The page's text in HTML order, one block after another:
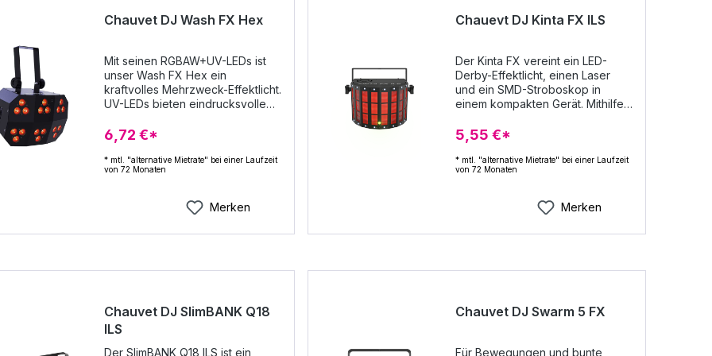
Chauvet DJ Wash FX Hex
Mit seinen RGBAW+UV-LEDs ist
unser Wash FX Hex ein
kraftvolles Mehrzweck-Effektlicht.
UV-LEDs bieten eindrucksvolle
für natürlich und brilliant
aussehende Farbkombinationen.
Ob als Lauflicht, Blinder oder
Wash-Light: 6 Kontrollzonen
sowohl als statisches Licht als
auch als Effekteinheit zu agieren.
Mit dem erweiterten
zwischen zwei Geräten spiegeln.
ein Stand-Alone-Modus, DMX
und kabellos über die optional
erhältliche IRC-6-Fernbedienung.
Power-Linking erspart Zeit beim
6,72 €*
* mtl. "alternative Mietrate" bei einer Laufzeit
von 72 Monaten
Merken
Chauevt DJ Kinta FX ILS
Der Kinta FX vereint ein LED-
Derby-Effektlicht, einen Laser
und ein SMD-Stroboskop in
einem kompakten Gerät. Mithilfe
Vielzahl an aufregenden Looks
erzielen. Mehrfarbige Derby-
Beams, dynamische Stroboskope
und Lauflichter sowie hunderte
Rot und Grün bieten unbegrenzte
Möglichkeiten. Das vielseitige
Gerät lässt sich ganz einfach per
oder das digitale Display steuern.
gekoppelt werden, um Zeit fürs
Kabelverlegen und
Passt in die CHS-30-VIP-
5,55 €*
* mtl. "alternative Mietrate" bei einer Laufzeit
von 72 Monaten
Merken
Chauvet DJ SlimBANK Q18
ILS
Der SlimBANK Q18 ILS ist ein
Chauvet DJ Swarm 5 FX
Für Bewegungen und bunte